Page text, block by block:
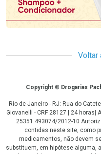
Voltar
CopyrightCopyright © Drogarias
Rio de Janeiro - RJ: Rua do
Giovanelli - CRF 28127 | 24
25351.493074/2012-10
contidas neste site, como
medicamentos, não devem
substituem, em hipótese alguma,